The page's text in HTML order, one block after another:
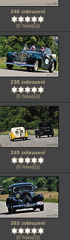
246 zobrazení
(0 hlas(ů))
238 zobrazení
(0 hlas(ů))
249 zobrazení
(0 hlas(ů))
263 zobrazení
(0 hlas(ů))